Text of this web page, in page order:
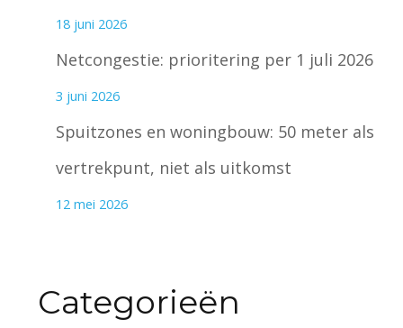
18 juni 2026
Netcongestie: prioritering per 1 juli 2026
3 juni 2026
Spuitzones en woningbouw: 50 meter als
vertrekpunt, niet als uitkomst
12 mei 2026
Categorieën